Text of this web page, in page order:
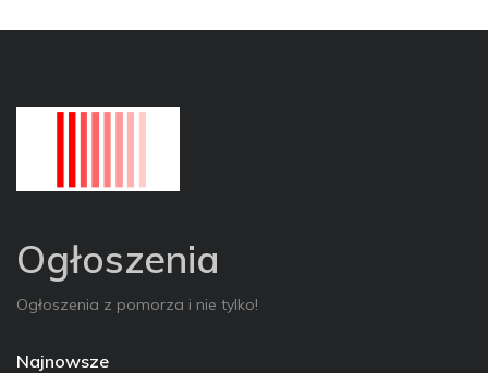
Ogłoszenia
Ogłoszenia z pomorza i nie tylko!
Najnowsze